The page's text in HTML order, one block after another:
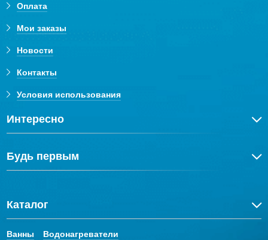
Оплата
Мои заказы
Новости
Контакты
Условия использования
Интересно
Будь первым
Каталог
Ванны
Водонагреватели